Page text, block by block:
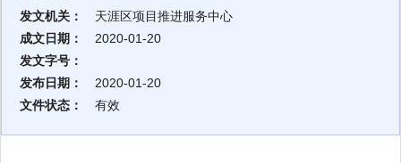
发文机关：
天涯区项目推进服务中心
成文日期：
2020-01-20
发文字号：
发布日期：
2020-01-20
文件状态：
有效